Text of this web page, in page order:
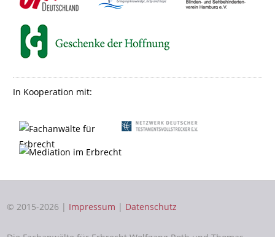
In Kooperation mit:
© 2015-2026 | Impressum | Datenschutz